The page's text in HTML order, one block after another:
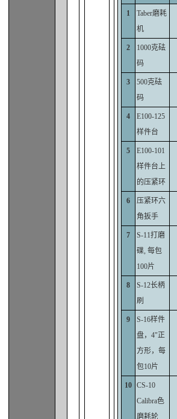
1
Taber磨耗
机
2
1000克砝
码
3
500克砝
码
4
E100-125
样件台
5
E100-101
样件台上
的压紧环
6
压紧环六
角扳手
7
S-11打磨
碟, 每包
100片
8
S-12长柄
刷
9
S-16样件
盘，4"正
方形，每
包10片
10
CS-10
Calibra色
磨耗轮